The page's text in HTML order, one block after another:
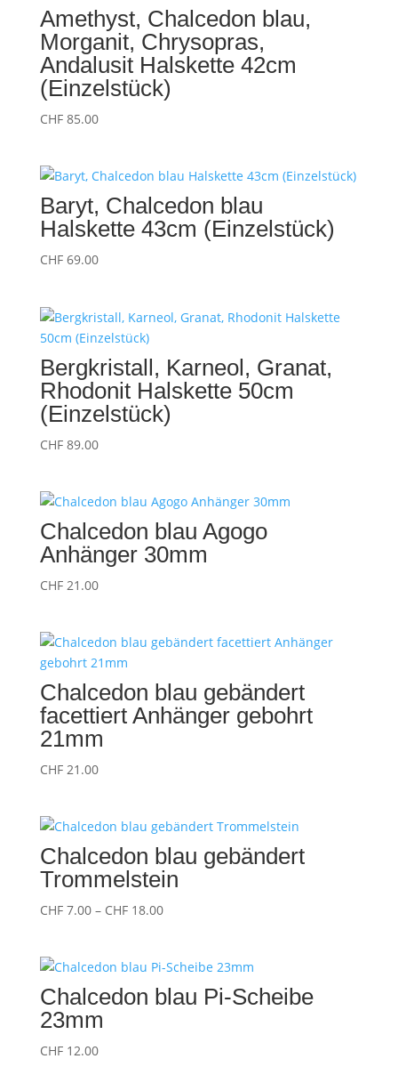
Amethyst, Chalcedon blau,
Morganit, Chrysopras,
Andalusit Halskette 42cm
(Einzelstück)
CHF85.00
Baryt, Chalcedon blau
Halskette 43cm (Einzelstück)
CHF69.00
Bergkristall, Karneol, Granat,
Rhodonit Halskette 50cm
(Einzelstück)
CHF89.00
Chalcedon blau Agogo
Anhänger 30mm
CHF21.00
Chalcedon blau gebändert
facettiert Anhänger gebohrt
21mm
CHF21.00
Chalcedon blau gebändert
Trommelstein
CHF7.00 – CHF18.00Preisspanne:
CHF 18.00
Chalcedon blau Pi-Scheibe
23mm
CHF12.00